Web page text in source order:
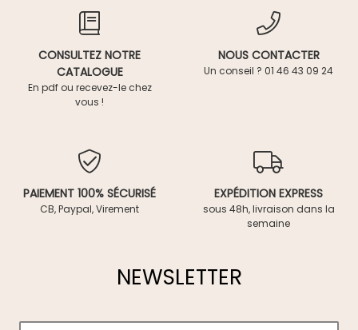
CONSULTEZ NOTRE
CATALOGUE
En pdf ou recevez-le chez
vous !
NOUS CONTACTER
Un conseil ? 01 46 43 09 24
PAIEMENT 100% SÉCURISÉ
CB, Paypal, Virement
EXPÉDITION EXPRESS
sous 48h, livraison dans la
semaine
NEWSLETTER